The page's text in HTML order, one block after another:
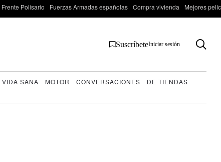
Frente Polisario Fuerzas Armadas españolas Compra vivienda Mejores
SuscríbeteIniciar sesión
VIDA SANA MOTOR CONVERSACIONES
DE TIENDAS